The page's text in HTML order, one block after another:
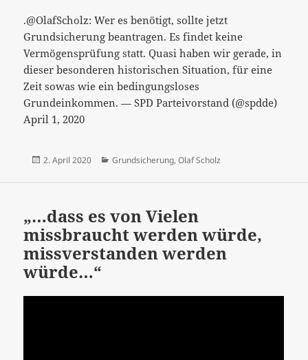
.@OlafScholz: Wer es benötigt, sollte jetzt
Grundsicherung beantragen. Es findet keine
Vermögensprüfung statt. Quasi haben wir gerade, in
dieser besonderen historischen Situation, für eine
Zeit sowas wie ein bedingungsloses
Grundeinkommen. — SPD Parteivorstand (@spdde)
April 1, 2020
Veröffentlicht
2. April 2020 Kategorien
Grundsicherung, Olaf Scholz
„…dass es von Vielen
missbraucht werden würde,
missverstanden werden
würde…“